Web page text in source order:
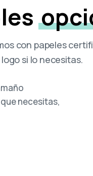
con papeles
si lo necesitas.
necesitas,